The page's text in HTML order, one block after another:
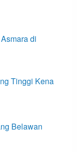
di
Tinggi Kena
Belawan